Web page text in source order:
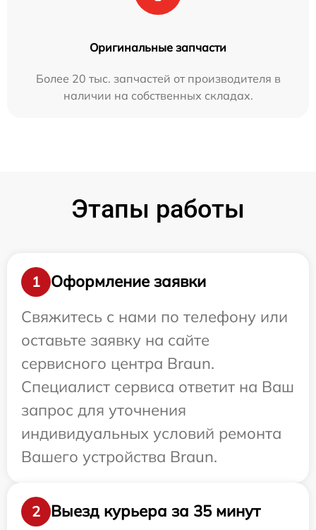
Оригинальные запчасти
Более 20 тыс. запчастей от производителя в
наличии на собственных складах.
Этапы работы
1
Оформление заявки
Свяжитесь с нами по телефону или
оставьте заявку на сайте
сервисного центра Braun.
Специалист сервиса ответит на Ваш
запрос для уточнения
индивидуальных условий ремонта
Вашего устройства Braun.
2 Выезд курьера за 35 минут